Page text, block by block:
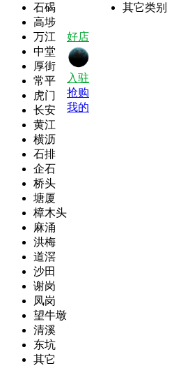
石碣
高埗
万江
中堂
厚街
常平
虎门
长安
黄江
横沥
石排
企石
桥头
塘厦
樟木头
麻涌
洪梅
道滘
沙田
谢岗
凤岗
望牛墩
清溪
东坑
其它
其它类别
好店
入驻
抢购
我的